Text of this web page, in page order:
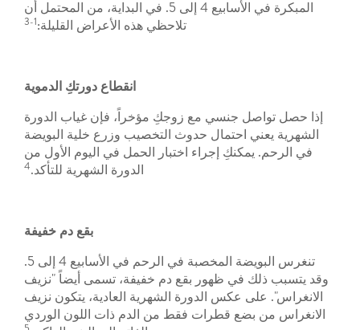
المبكرة في الأسابيع 4 إلى 5. في البداية، من المحتمل أن
تلاحظي هذه الأعراض القليلة:1-3
انقطاع دورتكِ الدموية
إذا حصل تواصل جنسي مع زوجكِ مؤخراً، فإن غياب الدورة
الشهرية يعني احتمال حدوث التخصيب وزرع خلية البويضة
في الرحم. يمكنكِ إجراء اختبار الحمل في اليوم الأول من
الدورة الشهرية للتأكد.4
بقع دم خفيفة
تنغرس البويضة المخصبة في الرحم في الأسابيع 4 إلى 5.
وقد يتسبب ذلك في ظهور بقع دم خفيفة، تسمى أيضاً "نزيف
الانغراس". على عكس الدورة الشهرية العادية، يتكون نزيف
الانغراس من بضع قطرات فقط من الدم ذات اللون الوردي